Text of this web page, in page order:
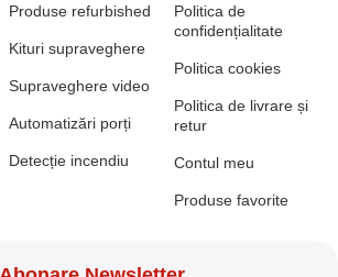
Produse refurbished
Kituri supraveghere
Supraveghere video
Automatizări porți
Detecție incendiu
Politica de
confidențialitate
Politica cookies
Politica de livrare și
retur
Contul meu
Produse favorite